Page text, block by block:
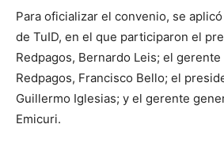
Para oficializar el convenio, se
de TuID, en el que participaron el
Redpagos, Bernardo Leis; el
Redpagos, Francisco Bello; el
Guillermo Iglesias; y el gerente
Emicuri.